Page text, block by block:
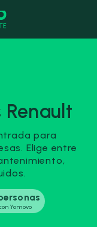
Renault
para
Elige entre
Yomovo
48 meses